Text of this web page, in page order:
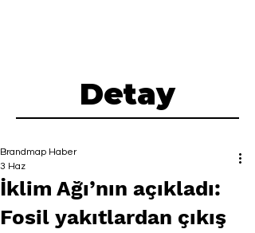
Detay
İklim Ağı’nın açıkladı:
Fosil yakıtlardan çıkış
Brandmap Haber
3 Haz